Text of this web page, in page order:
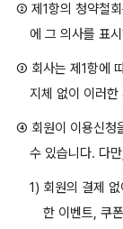
② 제1항의 청약철
에 그 의사를 표
③ 회사는 제1항에
지체 없이 이러한
④ 회원이 이용신청
수 있습니다. 다
1) 회원의 결제
한 이벤트, 쿠